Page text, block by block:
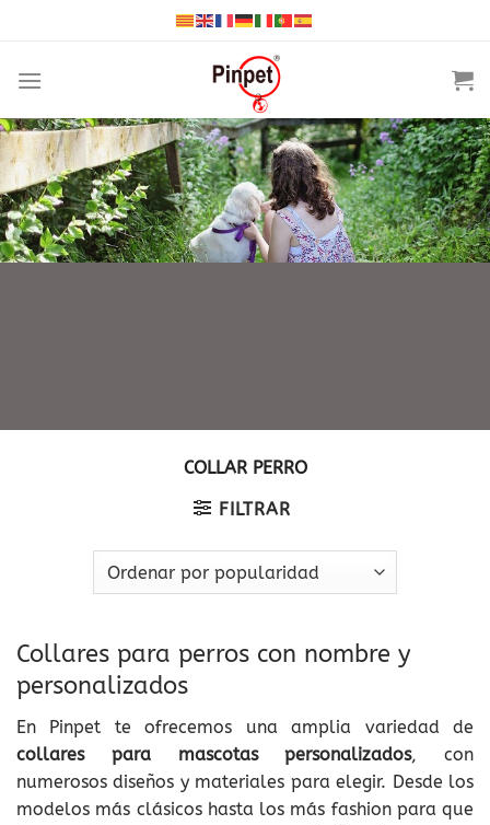
COLLAR PERRO
FILTRAR
Collares para perros con nombre y
personalizados
En Pinpet te ofrecemos una amplia variedad de
collares para mascotas personalizados, con
numerosos diseños y materiales para elegir. Desde los
modelos más clásicos hasta los más fashion para que